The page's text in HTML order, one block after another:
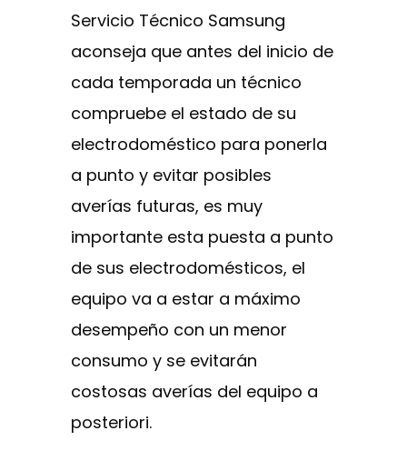
Servicio Técnico Samsung
aconseja que antes del inicio de
cada temporada un técnico
compruebe el estado de su
electrodoméstico para ponerla
a punto y evitar posibles
averías futuras, es muy
importante esta puesta a punto
de sus electrodomésticos, el
equipo va a estar a máximo
desempeño con un menor
consumo y se evitarán
costosas averías del equipo a
posteriori.